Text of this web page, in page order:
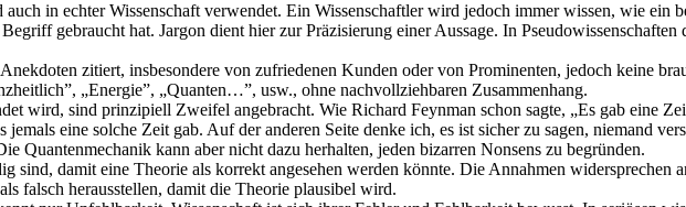
in echter Wissenschaft verwendet. Ein Wissenschaftler wird jedoch immer wissen, wie ein
gebraucht hat. Jargon dient hier zur Präzisierung einer Aussage. In Pseudowissenschaften
zitiert, insbesondere von zufriedenen Kunden oder von Prominenten, jedoch keine
„Energie”, „Quanten…”, usw., ohne nachvollziehbaren Zusammenhang.
wird, sind prinzipiell Zweifel angebracht. Wie Richard Feynman schon sagte, „Es gab eine
eine solche Zeit gab. Auf der anderen Seite denke ich, es ist sicher zu sagen, niemand
Quantenmechanik kann aber nicht dazu herhalten, jeden bizarren Nonsens zu begründen.
sind, damit eine Theorie als korrekt angesehen werden könnte. Die Annahmen widersprechen
falsch herausstellen, damit die Theorie plausibel wird.